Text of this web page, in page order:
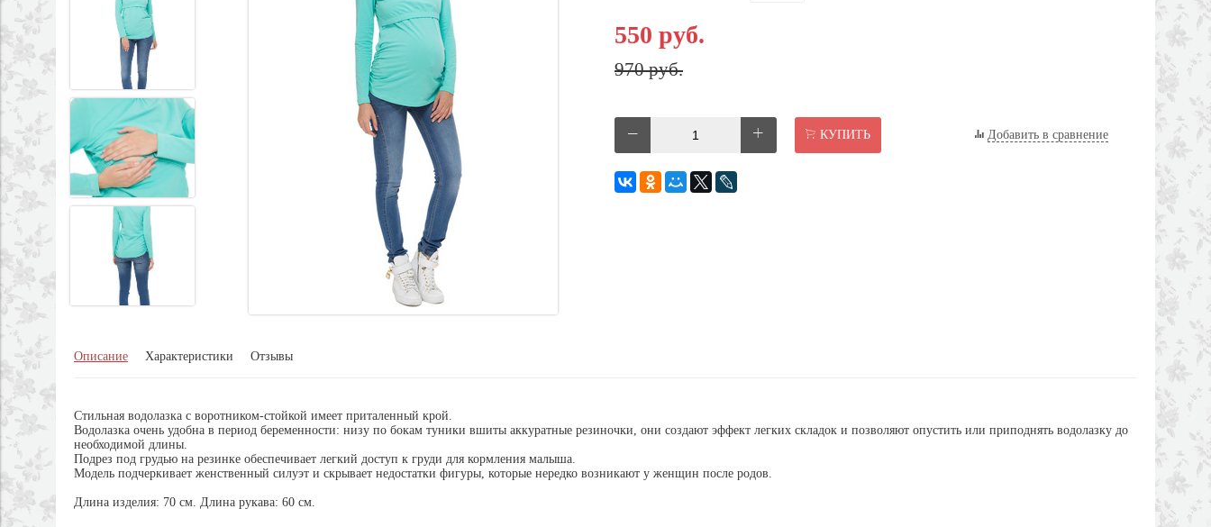
550 руб.
970 руб.
КУПИТЬ Добавить в сравнение
Описание Характеристики Отзывы
Стильная водолазка с воротником-стойкой имеет приталенный крой.
Водолазка очень удобна в период беременности: низу по бокам туники вшиты аккуратные резиночки, они создают эффект легких складок и позволяют опустить или приподнять водолазку до
необходимой длины.
Подрез под грудью на резинке обеспечивает легкий доступ к груди для кормления малыша.
Модель подчеркивает женственный силуэт и скрывает недостатки фигуры, которые нередко возникают у женщин после родов.
Длина изделия: 70 см. Длина рукава: 60 см.